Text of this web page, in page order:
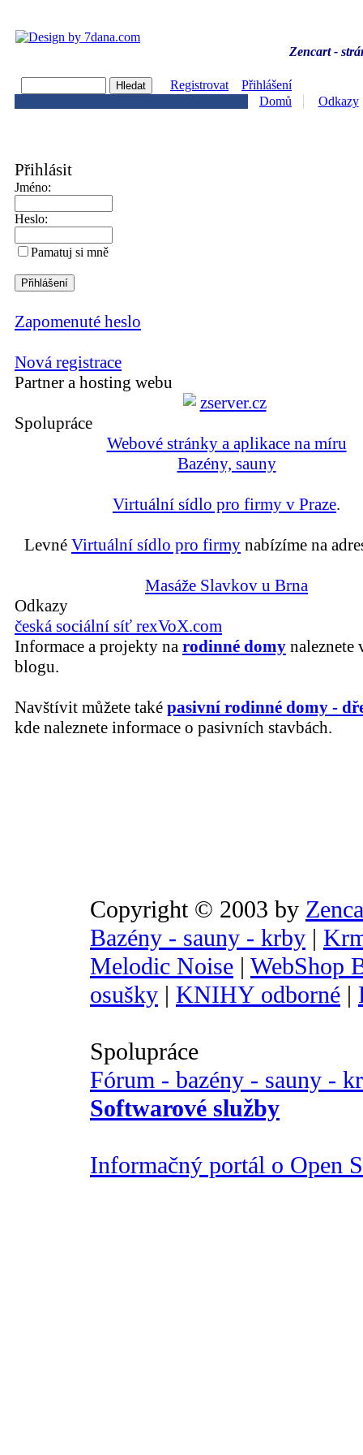
Zencart -
Registrovat
Přihlášení
Domů
Odkazy
Přihlásit
Jméno:
Heslo:
Pamatuj si mně
Zapomenuté heslo
Nová registrace
Partner a hosting webu
Spolupráce
Webové stránky a aplikace na míru
Bazény, sauny
Virtuální sídlo pro firmy v Praze.
Levné Virtuální sídlo pro firmy nabízíme na
Masáže Slavkov u Brna
Odkazy
česká sociální síť rexVoX.com
Informace a projekty na rodinné domy naleznete
blogu.
Navštívit můžete také pasivní rodinné domy -
kde naleznete informace o pasivních stavbách.
Copyright © 2003 by
Bazény - sauny - krby |
Melodic Noise | WebShop
osušky | KNIHY odborné |
Spolupráce
Fórum - bazény - sauny -
Softwarové služby
Informačný portál o Open